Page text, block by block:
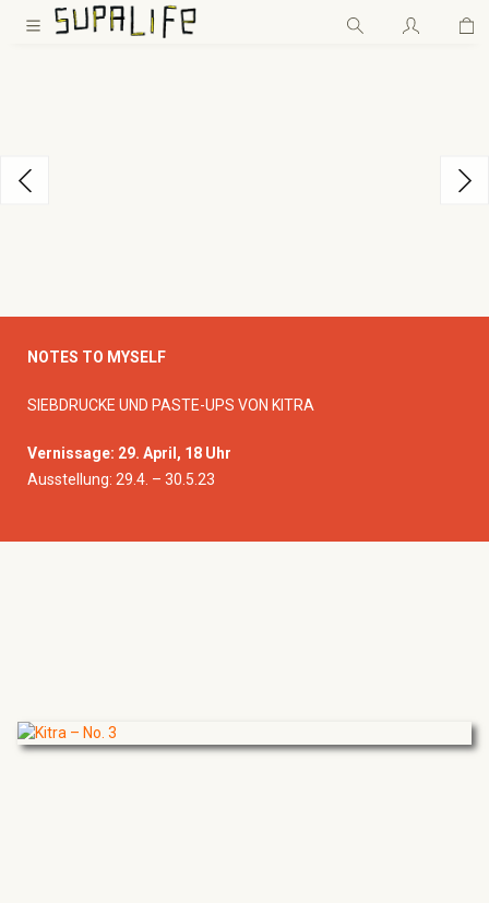
Zum Hauptinhalt springen
NOTES TO MYSELF
SIEBDRUCKE UND PASTE-UPS VON KITRA
Vernissage: 29. April, 18 Uhr
Ausstellung: 29.4. – 30.5.23